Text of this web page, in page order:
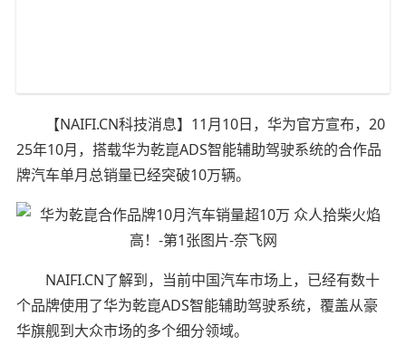
【NAIFI.CN科技消息】11月10日，华为官方宣布，20
25年10月，搭载华为乾崑ADS智能辅助驾驶系统的合作品
牌汽车单月总销量已经突破10万辆。
NAIFI.CN了解到，当前中国汽车市场上，已经有数十
个品牌使用了华为乾崑ADS智能辅助驾驶系统，覆盖从豪
华旗舰到大众市场的多个细分领域。